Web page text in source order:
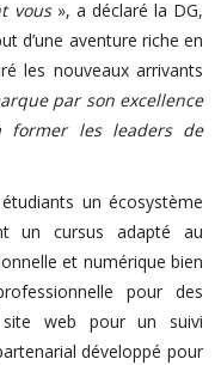
vous», a déclaré la DG,
d’une aventure riche en
les nouveaux arrivants
par son excellence
former les leaders de
un écosystème
un cursus adapté au
et numérique bien
pour des
web pour un suivi
développé pour